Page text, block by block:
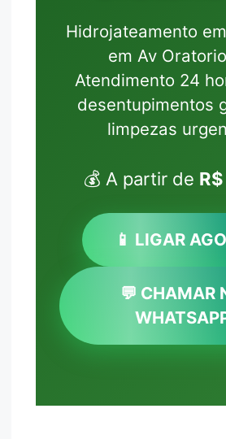
Hidrojateamento
em Av
Atendimento 24
desentupimentos
limpezas
💰 A partir de
📱 LIGAR
💬 CHAMAR